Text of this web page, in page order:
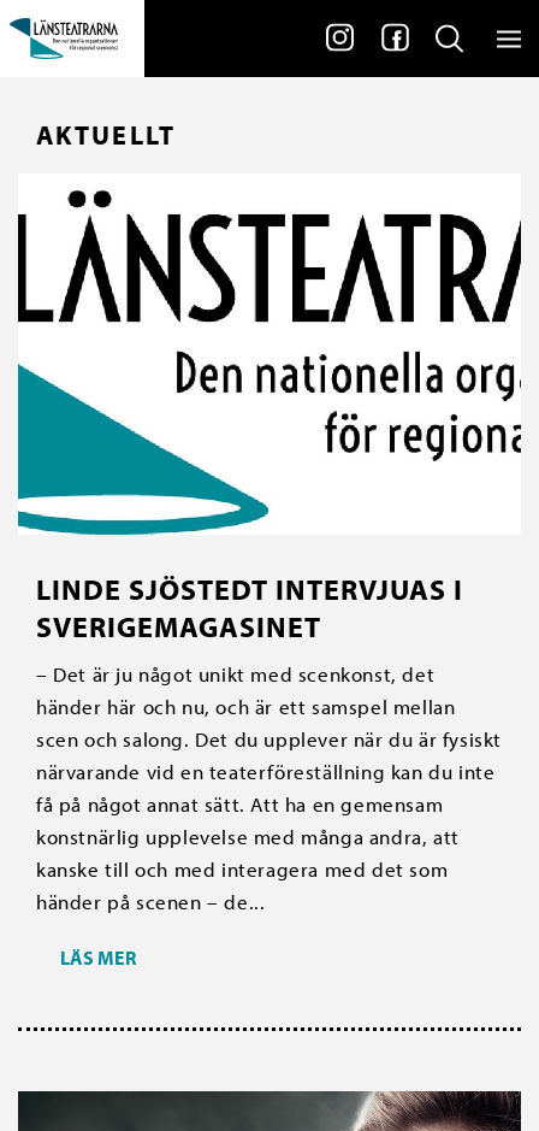
AKTUELLT
LINDE SJÖSTEDT INTERVJUAS I
SVERIGEMAGASINET
– Det är ju något unikt med scenkonst, det
händer här och nu, och är ett samspel mellan
scen och salong. Det du upplever när du är fysiskt
närvarande vid en teaterföreställning kan du inte
få på något annat sätt. Att ha en gemensam
konstnärlig upplevelse med många andra, att
kanske till och med interagera med det som
händer på scenen – de...
LÄS MER